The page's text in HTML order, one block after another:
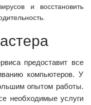
и восстановить
предоставит все
компьютеров. У
опытом работы.
необходимые услуги